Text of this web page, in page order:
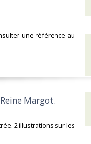
une référence au
Margot.
2 illustrations sur les